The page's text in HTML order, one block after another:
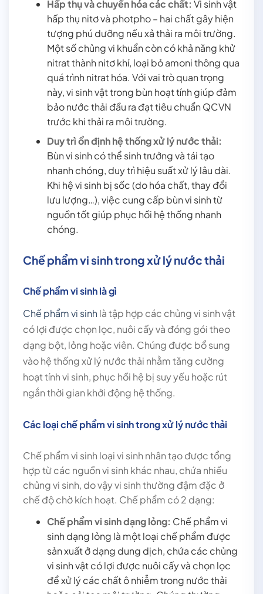
Hấp thụ và chuyển hóa các chất: Vi sinh vật
hấp thụ nitơ và photpho – hai chất gây hiện
tượng phú dưỡng nếu xả thải ra môi trường.
Một số chủng vi khuẩn còn có khả năng khử
nitrat thành nitơ khí, loại bỏ amoni thông qua
quá trình nitrat hóa. Với vai trò quan trọng
này, vi sinh vật trong bùn hoạt tính giúp đảm
bảo nước thải đầu ra đạt tiêu chuẩn QCVN
trước khi thải ra môi trường.
Duy trì ổn định hệ thống xử lý nước thải:
Bùn vi sinh có thể sinh trưởng và tái tạo
nhanh chóng, duy trì hiệu suất xử lý lâu dài.
Khi hệ vi sinh bị sốc (do hóa chất, thay đổi
lưu lượng…), việc cung cấp bùn vi sinh từ
nguồn tốt giúp phục hồi hệ thống nhanh
chóng.
Chế phẩm vi sinh trong xử lý nước thải
Chế phẩm vi sinh là gì
Chế phẩm vi sinh là tập hợp các chủng vi sinh vật
có lợi được chọn lọc, nuôi cấy và đóng gói theo
dạng bột, lỏng hoặc viên. Chúng được bổ sung
vào hệ thống xử lý nước thải nhằm tăng cường
hoạt tính vi sinh, phục hồi hệ bị suy yếu hoặc rút
ngắn thời gian khởi động hệ thống.
Các loại chế phẩm vi sinh trong xử lý nước thải
Chế phẩm vi sinh loại vi sinh nhân tạo được tổng
hợp từ các nguồn vi sinh khác nhau, chứa nhiều
chủng vi sinh, do vậy vi sinh thường đậm đặc ở
chế độ chờ kích hoạt. Chế phẩm có 2 dạng:
Chế phẩm vi sinh dạng lỏng: Chế phẩm vi
sinh dạng lỏng là một loại chế phẩm được
sản xuất ở dạng dung dịch, chứa các chủng
vi sinh vật có lợi được nuôi cấy và chọn lọc
để xử lý các chất ô nhiễm trong nước thải